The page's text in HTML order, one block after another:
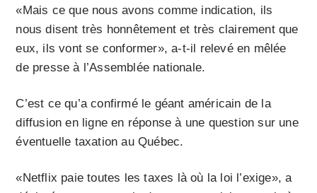
«Mais ce que nous avons comme indication, ils
nous disent très honnêtement et très clairement que
eux, ils vont se conformer», a-t-il relevé en mêlée
de presse à l’Assemblée nationale.
C’est ce qu’a confirmé le géant américain de la
diffusion en ligne en réponse à une question sur une
éventuelle taxation au Québec.
«Netflix paie toutes les taxes là où la loi l’exige», a